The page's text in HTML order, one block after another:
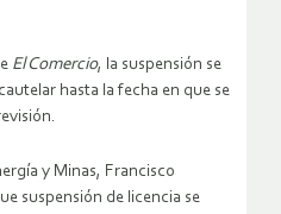
El Comercio, la suspensión se
hasta la fecha en que se
y Minas, Francisco
suspensión de licencia se